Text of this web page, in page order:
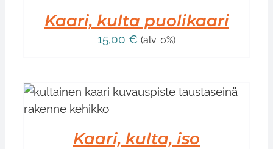
Kaari, kulta puolikaari
15,00 € (alv. 0%)
Kaari, kulta, iso